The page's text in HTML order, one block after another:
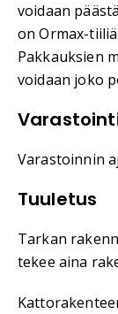
voidaan
on Ormax-
Pakkauksien
voidaan joko
Varastoinnin
Tuuletus
Tarkan
tekee aina